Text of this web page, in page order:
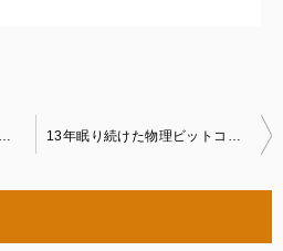
SOLステーキングETF登場がもたらすソラナ市場の新局面 13年眠り続けた物理ビットコイン、500ドルが1000万ドル超に──歴史が生んだ驚異の収益